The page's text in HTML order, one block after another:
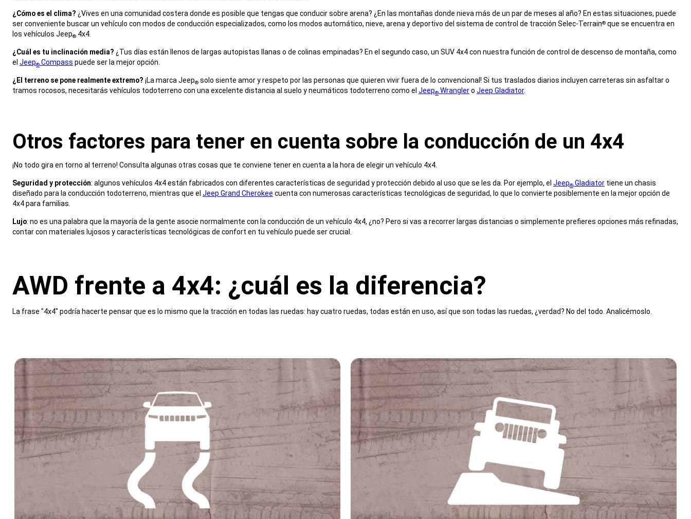
¿Cómo es el clima? ¿Vives en una comunidad costera donde es posible que tengas que conducir sobre arena? ¿En las montañas donde nieva más de un par de meses al año? En estas situaciones, puede
ser conveniente buscar un vehículo con modos de conducción especializados, como los modos automático, nieve, arena y deportivo del sistema de control de tracción Selec-Terrain® que se encuentra en
los vehículos Jeep® 4x4.
¿Cuál es tu inclinación media? ¿Tus días están llenos de largas autopistas llanas o de colinas empinadas? En el segundo caso, un SUV 4x4 con nuestra función de control de descenso de montaña, como
el Jeep® Compass puede ser la mejor opción.
¿El terreno se pone realmente extremo? ¡La marca Jeep® solo siente amor y respeto por las personas que quieren vivir fuera de lo convencional! Si tus traslados diarios incluyen carreteras sin asfaltar o
tramos rocosos, necesitarás vehículos todoterreno con una excelente distancia al suelo y neumáticos todoterreno como el Jeep® Wranglero Jeep Gladiator.
Otros factores para tener en cuenta sobre la conducción de un 4x4
¡No todo gira en torno al terreno! Consulta algunas otras cosas que te conviene tener en cuenta a la hora de elegir un vehículo 4x4.
Seguridad y protección: algunos vehículos 4x4 están fabricados con diferentes características de seguridad y protección debido al uso que se les da. Por ejemplo, el Jeep® Gladiator tiene un chasis
diseñado para la conducción todoterreno, mientras que el Jeep Grand Cherokee cuenta con numerosas características tecnológicas de seguridad, lo que lo convierte posiblemente en la mejor opción de
4x4 para familias.
Lujo: no es una palabra que la mayoría de la gente asocie normalmente con la conducción de un vehículo 4x4, ¿no? Pero si vas a recorrer largas distancias o simplemente prefieres opciones más refinadas,
contar con materiales lujosos y características tecnológicas de confort en tu vehículo puede ser crucial.
AWD frente a 4x4: ¿cuál es la diferencia?
La frase "4x4" podría hacerte pensar que es lo mismo que la tracción en todas las ruedas: hay cuatro ruedas, todas están en uso, así que son todas las ruedas, ¿verdad? No del todo. Analicémoslo.